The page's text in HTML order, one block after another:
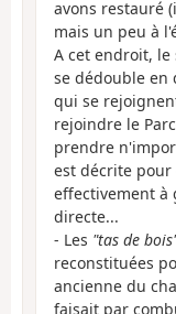
avons restauré
mais un peu à
A cet endroit, le
se dédouble en
qui se
rejoindre le
prendre
est décrite
effectivement à
directe...
- Les "tas de
reconstituées
ancienne du
faisait par